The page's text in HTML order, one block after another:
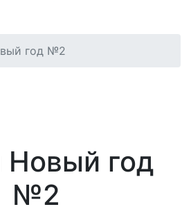
год №2
Новый год
№2